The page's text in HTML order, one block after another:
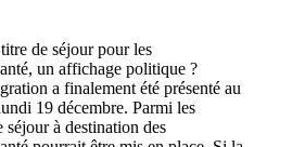
a finalement été présenté au
19 décembre. Parmi les
séjour à destination des